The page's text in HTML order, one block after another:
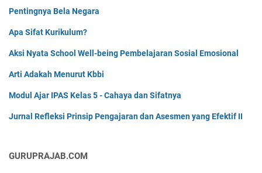
Pentingnya Bela Negara
Apa Sifat Kurikulum?
Aksi Nyata School Well-being Pembelajaran Sosial Emosional
Arti Adakah Menurut Kbbi
Modul Ajar IPAS Kelas 5 - Cahaya dan Sifatnya
Jurnal Refleksi Prinsip Pengajaran dan Asesmen yang Efektif II
GURUPRAJAB.COM